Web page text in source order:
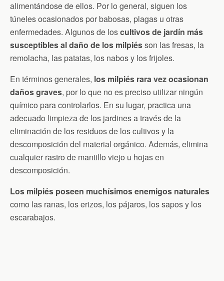
alimentándose de ellos. Por lo general, siguen los
túneles ocasionados por babosas, plagas u otras
enfermedades. Algunos de loscultivos de jardín más
susceptibles al daño de los milpiésson las fresas, la
remolacha, las patatas, los nabos y los frijoles.
En términos generales, los milpiés rara vez ocasionan
daños graves, por lo que no es preciso utilizar ningún
químico para controlarlos. En su lugar, practica una
adecuado limpieza de los jardines a través de la
eliminación de los residuos de los cultivos y la
descomposición del material orgánico. Además, elimina
cualquier rastro de mantillo viejo u hojas en
descomposición.
Los milpiés poseen muchísimos enemigos naturales
como las ranas, los erizos, los pájaros, los sapos y los
escarabajos.